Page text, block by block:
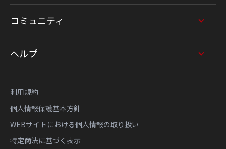
コミュニティ
ヘルプ
利用規約
個人情報保護基本方針
WEBサイトにおける個人情報の取り扱い
特定商法に基づく表示